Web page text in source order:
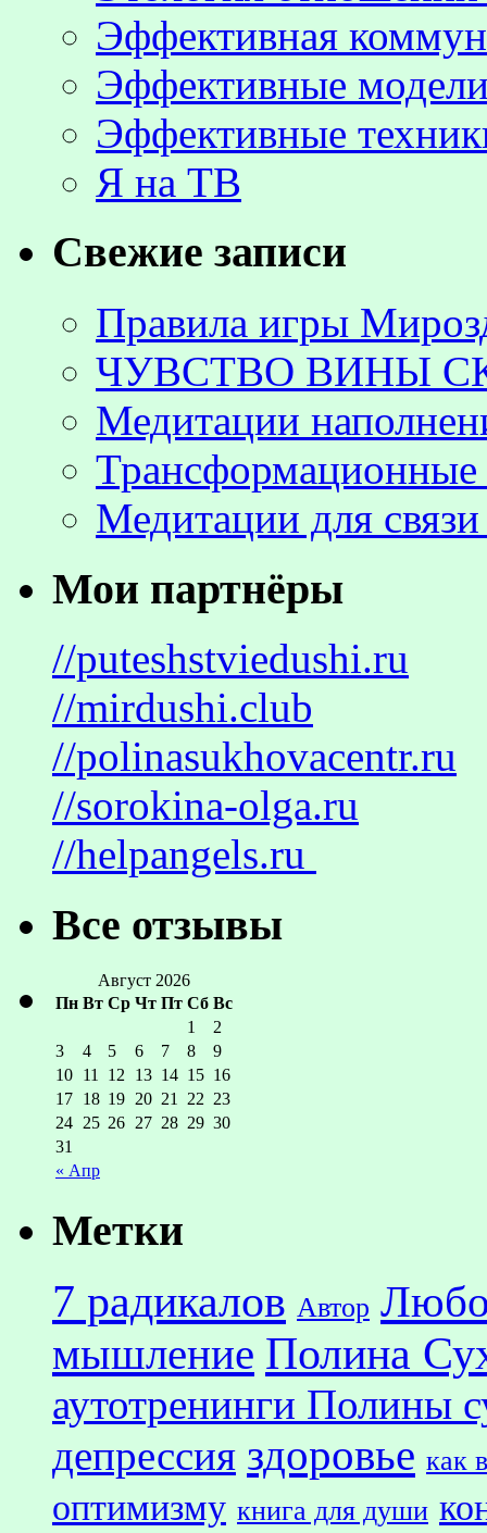
Эффективная
Эффективные
Эффективные
Я на ТВ
Свежие записи
Правила игры
ЧУВСТВО ВИНЫ
Медитации
Трансформационные
Медитации для
Мои партнёры
//puteshstviedushi.ru
//mirdushi.club
//polinasukhovacentr.ru
//sorokina-olga.ru
//helpangels.ru
Все отзывы
Август 2026
Пн Вт Ср Чт Пт Сб Вс
« Апр
1
2
3
4 5 6 7 8
9
10 11 12 13 14 15 16
17 18 19 20 21 22 23
24 25 26 27 28 29 30
31
Метки
7 радикалов Автор
мышление Полина
аутотренинги Полины
депрессия здоровье как
оптимизму книга для души